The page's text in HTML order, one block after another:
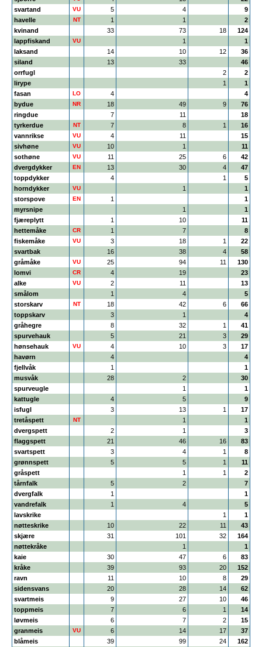
svartand
VU 5 4
9
havelle
NT 1 1
2
kvinand
33 73 18
124
lappfiskand
VU 1
1
laksand
14 10 12
36
siland
13 33
46
orrfugl
2
2
lirype
1
1
fasan
LO 4
4
bydue
NR 18 49 9
76
ringdue
7 11
18
tyrkerdue
NT 7 8 1
16
vannrikse
VU 4 11
15
sivhøne
VU 10 1
11
sothøne
VU 11 25 6
42
dvergdykker
EN 13 30 4
47
toppdykker
4 1
5
horndykker
VU 1
1
storspove
EN 1
1
myrsnipe
1
1
fjæreplytt
1 10
11
hettemåke
CR 1 7
8
fiskemåke
VU 3 18 1
22
svartbak
16 38 4
58
gråmåke
VU 25 94 11
130
lomvi
CR 4 19
23
alke
VU 2 11
13
smålom
1 4
5
storskarv
NT 18 42 6
66
toppskarv
3 1
4
gråhegre
8 32 1
41
spurvehauk
5 21 3
29
hønsehauk
VU 4 10 3
17
havørn
4
4
fjellvåk
1
1
musvåk
28 2
30
spurveugle
1
1
kattugle
4 5
9
isfugl
3 13 1
17
tretåspett
NT 1
1
dvergspett
2 1
3
flaggspett
21 46 16
83
svartspett
3 4 1
8
grønnspett
5 5 1
11
gråspett
1 1
2
tårnfalk
5 2
7
dvergfalk
1
1
vandrefalk
1 4
5
lavskrike
1
1
nøtteskrike
10 22 11
43
skjære
31 101 32
164
nøttekråke
1
1
kaie
30 47 6
83
kråke
39 93 20
152
ravn
11 10 8
29
sidensvans
20 28 14
62
svartmeis
9 27 10
46
toppmeis
7 6 1
14
løvmeis
6 7 2
15
granmeis
VU 6 14 17
37
blåmeis
39 99 24
162